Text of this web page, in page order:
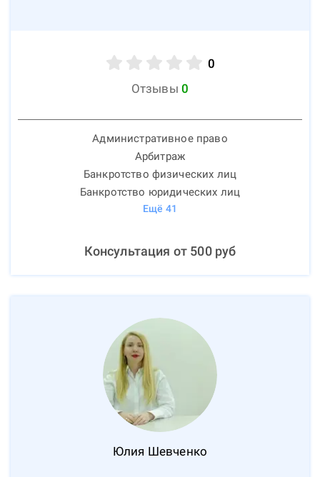
0
Отзывы 0
Административное право
Арбитраж
Банкротство физических лиц
Банкротство юридических лиц
Ещё 41
Консультация от 500руб
Юлия Шевченко